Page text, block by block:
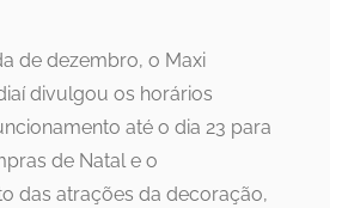
de dezembro, o Maxi
divulgou os horários
até o dia 23 para
de Natal e o
das atrações da decoração,